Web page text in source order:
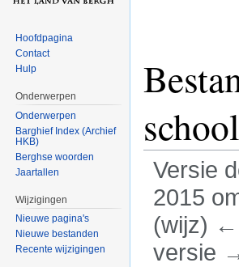
Versie
2015
(wijz) ←
versie
Hoofdpagina
Contact
Hulp
Onderwerpen
Onderwerpen
Barghief Index (Archief
HKB)
Berghse woorden
Jaartallen
Wijzigingen
Nieuwe pagina's
Nieuwe bestanden
Recente wijzigingen